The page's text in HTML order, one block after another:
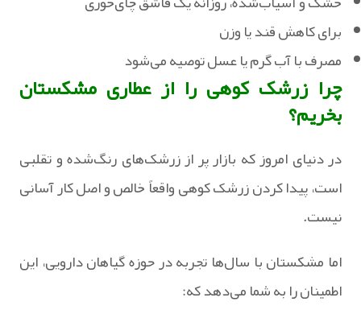
‏برای کاهش قند یا وزن
‏مصرف با آب گرم یا عسل توصیه می‌شود
چرا زرشک کوهی را از عطاری مشکستان
بخریم؟
در دنیای امروز که بازار پر از زرشک‌های رنگ‌شده و تقلبی
است، پیدا کردن زرشک کوهی واقعاً خالص و اصل کار آسانی
نیست.
اما مشکستان با سال‌ها تجربه در حوزه گیاهان دارویی، این
اطمینان را به شما می‌دهد که: